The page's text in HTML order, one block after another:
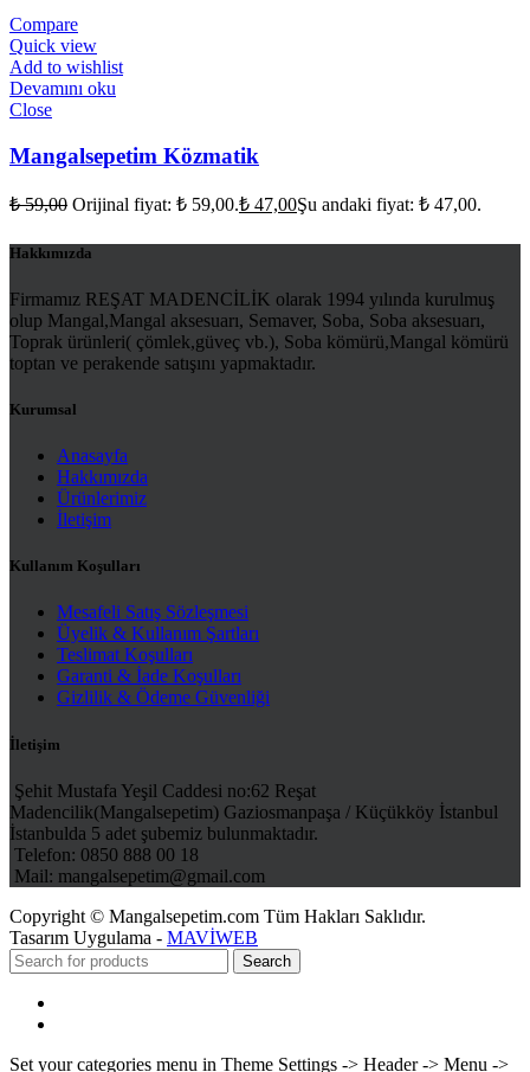
Compare
Quick view
Add to wishlist
Devamını oku
Close
Mangalsepetim Közmatik
₺59,00 Orijinal fiyat: ₺ 59,00.₺ 47,00Şu andaki fiyat: ₺ 47,00.
Hakkımızda
Firmamız REŞAT MADENCİLİK olarak 1994 yılında kurulmuş
olup Mangal,Mangal aksesuarı, Semaver, Soba, Soba aksesuarı,
Toprak ürünleri( çömlek,güveç vb.), Soba kömürü,Mangal kömürü
toptan ve perakende satışını yapmaktadır.
Kurumsal
Anasayfa
Hakkımızda
Ürünlerimiz
İletişim
Kullanım Koşulları
Mesafeli Satış Sözleşmesi
Üyelik & Kullanım Şartları
Teslimat Koşulları
Garanti & İade Koşulları
Gizlilik & Ödeme Güvenliği
İletişim
Şehit Mustafa Yeşil Caddesi no:62 Reşat
Madencilik(Mangalsepetim) Gaziosmanpaşa / Küçükköy İstanbul
İstanbulda 5 adet şubemiz bulunmaktadır.
Telefon: 0850 888 00 18
Mail: mangalsepetim@gmail.com
Copyright © Mangalsepetim.com Tüm Hakları Saklıdır.
Tasarım Uygulama - MAVİWEB
Search
Set your categories menu in Theme Settings -> Header -> Menu ->